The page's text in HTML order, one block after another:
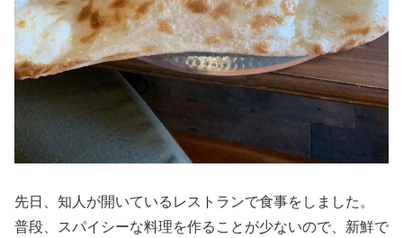
先日、知人が開いているレストランで食事をしました。
普段、スパイシーな料理を作ることが少ないので、新鮮で